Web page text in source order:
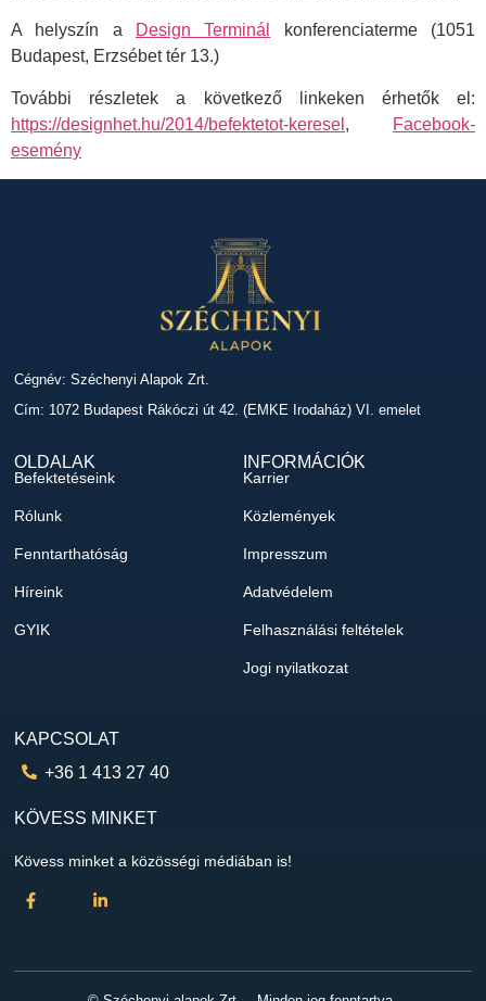
A helyszín a Design Terminál
konferenciaterme (1051
Budapest, Erzsébet tér 13.)
További részletek a következő linkeken érhetők el:
https://designhet.hu/2014/befektetot-keresel ,
Facebook-
esemény
Cégnév: Széchenyi Alapok Zrt.
Cím: 1072 Budapest Rákóczi út 42. (EMKE Irodaház) VI. emelet
OLDALAK
Befektetéseink
Rólunk
Fenntarthatóság
Híreink
GYIK
INFORMÁCIÓK
Karrier
Közlemények
Impresszum
Adatvédelem
Felhasználási feltételek
Jogi nyilatkozat
KAPCSOLAT
+36 1 413 27 40
KÖVESS MINKET
Kövess minket a közösségi médiában is!